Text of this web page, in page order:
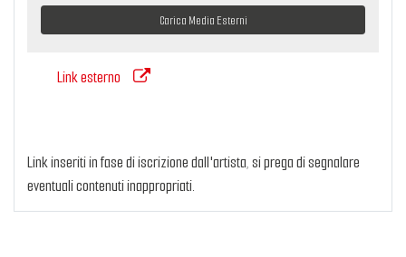
Carica Media Esterni
Link esterno
Link inseriti in fase di iscrizione dall'artista, si prega di segnalare
eventuali contenuti inappropriati.